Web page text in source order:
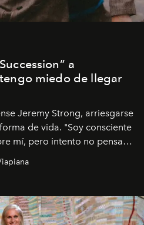
a
miedo de llegar
Jeremy Strong, arriesgarse
de vida. "Soy consciente
mí, pero intento no pensar